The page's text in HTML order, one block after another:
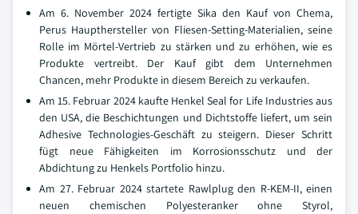
Am 6. November 2024 fertigte Sika den Kauf von Chema,
Perus Haupthersteller von Fliesen-Setting-Materialien, seine
Rolle im Mörtel-Vertrieb zu stärken und zu erhöhen, wie es
Produkte vertreibt. Der Kauf gibt dem Unternehmen
Chancen, mehr Produkte in diesem Bereich zu verkaufen.
Am 15. Februar 2024 kaufte Henkel Seal for Life Industries aus
den USA, die Beschichtungen und Dichtstoffe liefert, um sein
Adhesive Technologies-Geschäft zu steigern. Dieser Schritt
fügt neue Fähigkeiten im Korrosionsschutz und der
Abdichtung zu Henkels Portfolio hinzu.
Am 27. Februar 2024 startete Rawlplug den R-KEM-II, einen
neuen chemischen Polyesteranker ohne Styrol,